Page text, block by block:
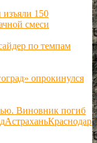
изъяли 150
смеси
по темпам
опрокинулся
Виновник погиб
АстраханьКраснодар